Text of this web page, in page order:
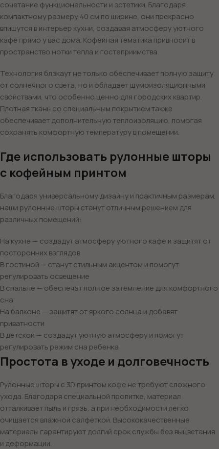
сочетание функциональности и эстетики. Благодаря
компактному размеру 40 см по ширине, они прекрасно
впишутся в интерьер кухни, создавая атмосферу уютного
кафе прямо у вас дома. Кофейная тематика привносит в
пространство нотки тепла и гостеприимства.
Технология блэкаут не только обеспечивает полную защиту
от солнечного света, но и обладает шумоизоляционными
свойствами, что особенно ценно для городских квартир.
Плотная ткань со специальным покрытием также
обеспечивает дополнительную теплоизоляцию, помогая
сохранять комфортную температуру в помещении.
Где использовать рулонные шторы
с кофейным принтом
Благодаря универсальному дизайну и практичным размерам,
наши рулонные шторы станут отличным решением для
различных помещений:
На кухне — создадут атмосферу уютного кафе и защитят от
посторонних взглядов
В гостиной — станут стильным акцентом и помогут
регулировать освещение
В спальне — обеспечат полное затемнение для комфортного
сна
На балконе — защитят от яркого солнца и добавят
приватности
В детской — создадут уютную атмосферу и помогут
регулировать режим сна ребенка
Простота в уходе и долговечность
Рулонные шторы с 3D принтом кофе не требуют сложного
ухода. Благодаря специальной пропитке, материал
отталкивает пыль и грязь, а при необходимости легко
очищается влажной салфеткой. Высококачественные
материалы гарантируют долгий срок службы без выцветания
и деформации.